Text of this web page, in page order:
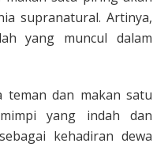
supranatural. Artinya,
yang muncul dalam
teman dan makan satu
yang indah dan
kehadiran dewa